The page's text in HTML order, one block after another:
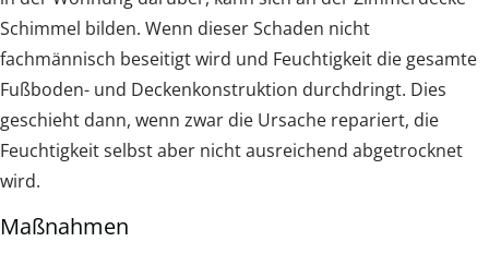
Schimmel bilden. Wenn dieser Schaden nicht
fachmännisch beseitigt wird und Feuchtigkeit die gesamte
Fußboden- und Deckenkonstruktion durchdringt. Dies
geschieht dann, wenn zwar die Ursache repariert, die
Feuchtigkeit selbst aber nicht ausreichend abgetrocknet
wird.
Maßnahmen